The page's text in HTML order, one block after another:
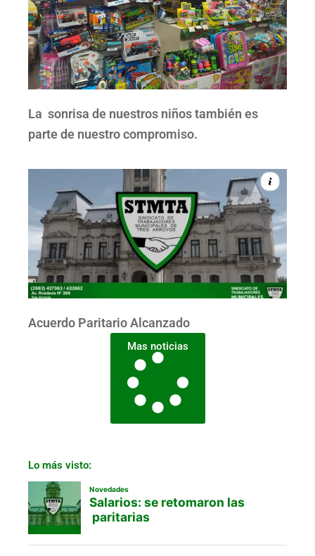
La sonrisa de nuestros niños también es
parte de nuestro compromiso.
Acuerdo Paritario Alcanzado
Mas noticias
Lo más visto: